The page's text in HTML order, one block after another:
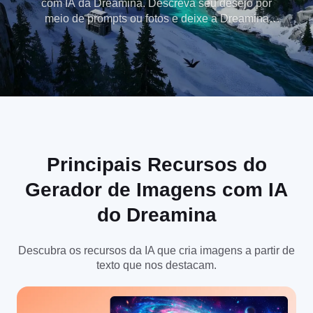
com IA da Dreamina. Descreva seu desejo por
meio de prompts ou fotos e deixe a Dreamina
transformar suas ideias em imagens requintadas e
elegantes.
Principais Recursos do
Gerador de Imagens com IA
do Dreamina
Descubra os recursos da IA que cria imagens a partir de
texto que nos destacam.